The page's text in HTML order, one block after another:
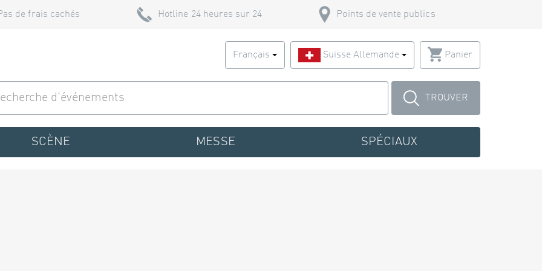
de frais cachés Hotline 24 heures sur 24 Points de vente publics
Français Suisse Allemande Panier
TROUVER
SCÈNE MESSE SPÉCIAUX